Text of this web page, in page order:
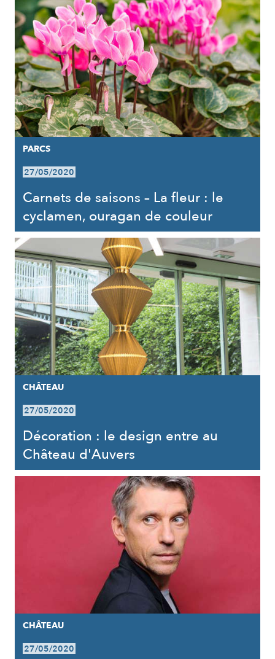
PARCS
27/05/2020
Carnets de saisons – La fleur : le
cyclamen, ouragan de couleur
CHÂTEAU
27/05/2020
Décoration : le design entre au
Château d'Auvers
CHÂTEAU
27/05/2020